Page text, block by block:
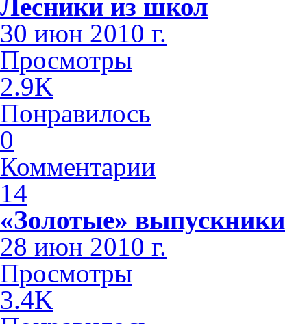
Лесники из школ
30 июн 2010 г.
Просмотры
2.9K
Понравилось
0
Комментарии
14
«Золотые» выпускники
28 июн 2010 г.
Просмотры
3.4K